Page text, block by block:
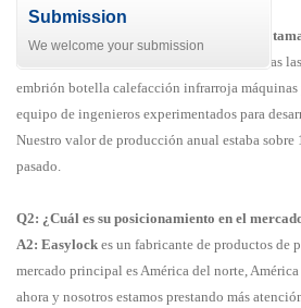
Submission
We welcome your submission
Q1: ¿Cuál es el tamaño de su fábrica?
A1: nuestra fábrica tiene sobre 6000㎡ de
fabricación de más de 20 máquinas, incluidas
embrión botella calefacción infrarroja
equipo de ingenieros experimentados para
Nuestro valor de producción anual estaba
pasado.
Q2: ¿Cuál es su posicionamiento en el
A2: Easylock es un fabricante de productos de
mercado principal es América del norte,
ahora y nosotros estamos prestando más